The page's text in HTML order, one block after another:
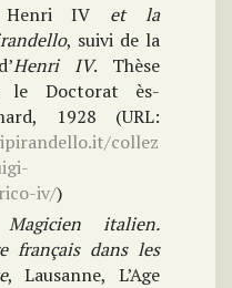
Henri IV et la
, suivi de la
Henri IV. Thèse
le Doctorat ès-
1928 (URL:
collez
iv/)
italien.
français dans les
, Lausanne, L’Age